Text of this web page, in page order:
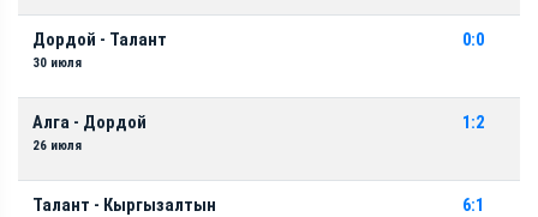
Дордой - Талант
30 июля
0:0
Алга - Дордой
26 июля
1:2
Талант - Кыргызалтын 6:1